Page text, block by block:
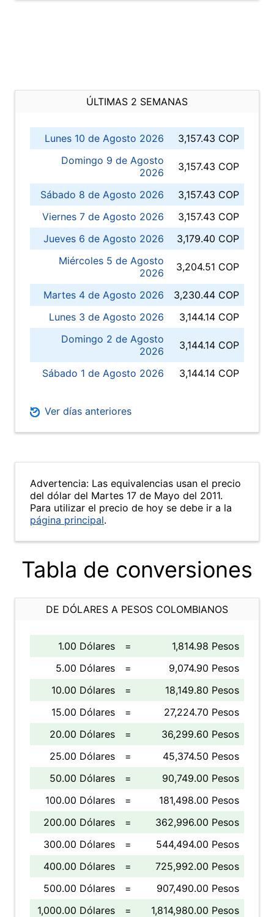
ÚLTIMAS 2 SEMANAS
Lunes 10 de Agosto 2026
3,157.43 COP
Domingo 9 de Agosto
2026
3,157.43 COP
Sábado 8 de Agosto 2026
3,157.43 COP
Viernes 7 de Agosto 2026
3,157.43 COP
Jueves 6 de Agosto 2026
3,179.40 COP
Miércoles 5 de Agosto
2026
3,204.51 COP
Martes 4 de Agosto 2026
3,230.44 COP
Lunes 3 de Agosto 2026
3,144.14 COP
Domingo 2 de Agosto
2026
3,144.14 COP
Sábado 1 de Agosto 2026 3,144.14 COP
Ver días anteriores
Advertencia: Las equivalencias usan el precio
del dólar del Martes 17 de Mayo del 2011.
Para utilizar el precio de hoy se debe ir a la
página principal.
Tabla de conversiones
DE DÓLARES A PESOS COLOMBIANOS
1.00 Dólares =
1,814.98 Pesos
5.00 Dólares
=
9,074.90 Pesos
10.00 Dólares
=
18,149.80 Pesos
15.00 Dólares
=
27,224.70 Pesos
20.00 Dólares
=
36,299.60 Pesos
25.00 Dólares
=
45,374.50 Pesos
50.00 Dólares
=
90,749.00 Pesos
100.00 Dólares
=
181,498.00 Pesos
200.00 Dólares
=
362,996.00 Pesos
300.00 Dólares
=
544,494.00 Pesos
400.00 Dólares
=
725,992.00 Pesos
500.00 Dólares
=
907,490.00 Pesos
1,000.00 Dólares
=
1,814,980.00 Pesos